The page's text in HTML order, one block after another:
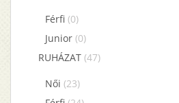
Férfi (0)
Junior (0)
RUHÁZAT (47)
Női (23)